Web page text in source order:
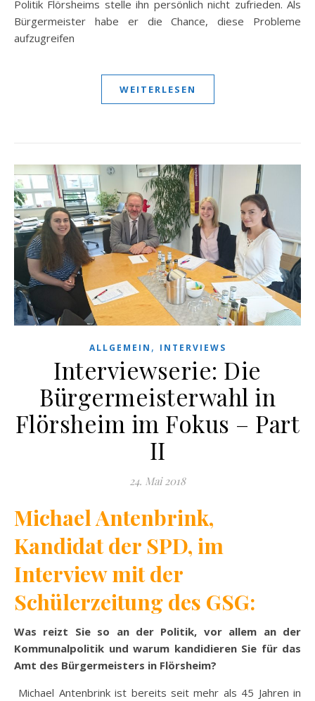
Politik Flörsheims stelle ihn persönlich nicht zufrieden. Als
Bürgermeister habe er die Chance, diese Probleme
aufzugreifen
WEITERLESEN
ALLGEMEIN , INTERVIEWS
Interviewserie: Die
Bürgermeisterwahl in
Flörsheim im Fokus – Part
II
24. Mai 2018
Michael Antenbrink,
Kandidat der SPD, im
Interview mit der
Schülerzeitung des GSG:
Was reizt Sie so an der Politik, vor allem an der
Kommunalpolitik und warum kandidieren Sie für das
Amt des Bürgermeisters in Flörsheim?
Michael Antenbrink ist bereits seit mehr als 45 Jahren in